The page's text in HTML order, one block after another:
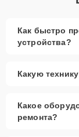
Как быстро
устройства?
Какую
Какое
ремонта?